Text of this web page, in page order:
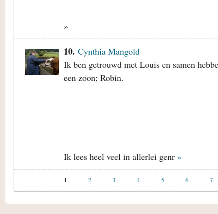
»
10. Cynthia Mangold
Ik ben getrouwd met Louis en samen
een zoon; Robin.
Ik lees heel veel in allerlei genr »
1 2 3 4 5 6 7